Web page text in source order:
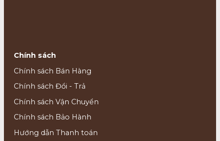
Chính sách
Chính sách Bán Hàng
Chính sách Đổi - Trả
Chính sách Vận Chuyển
Chính sách Bảo Hành
Hướng dẫn Thanh toán